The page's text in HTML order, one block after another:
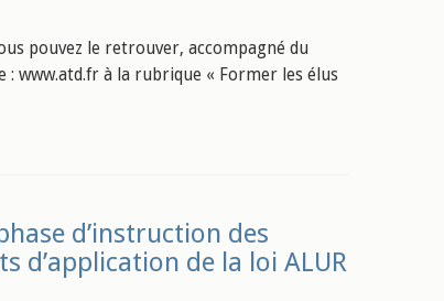
pouvez le retrouver, accompagné du
: www.atd.fr à la rubrique « Former les élus
d’instruction des
d’application de la loi ALUR